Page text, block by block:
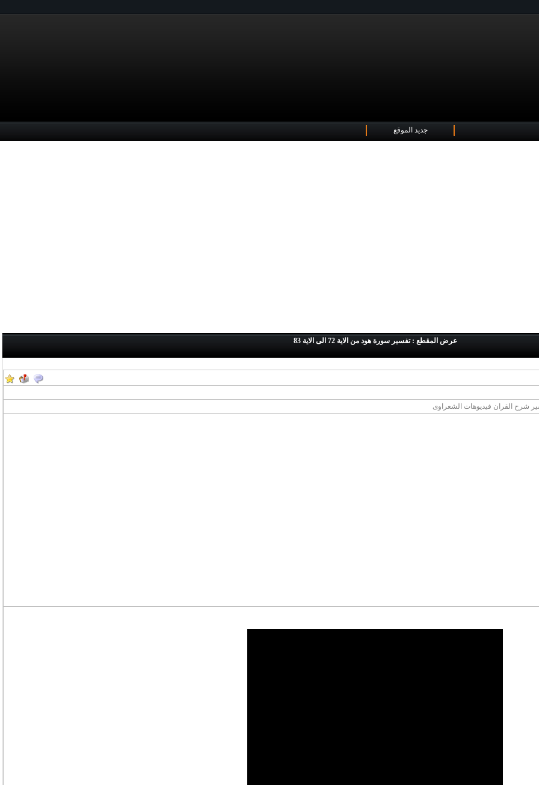
جديد الموقع
عرض المقطع : تفسير سورة هود من الاية 72 الى الاية 83
شرح القران فيديوهات الشعراوى